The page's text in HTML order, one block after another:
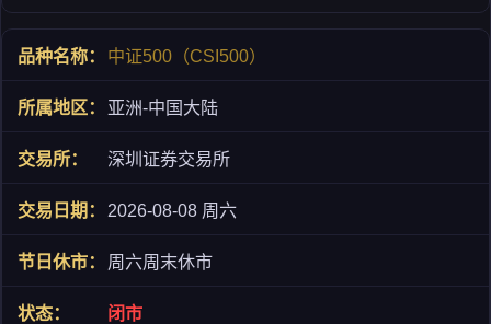
中证500（CSI500）
亚洲-中国大陆
深圳证券交易所
2026-08-08 周六
周六周末休市
闭市